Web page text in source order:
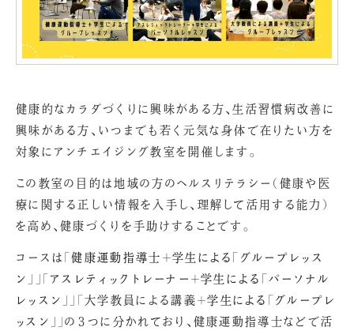
健康的なカラダづくりに興味がある方、生活習慣病改善に
興味がある方、いつまでも若く元気な身体で在りたい方を
対象にアンチエイジング教室を開催します。
この教室の目的は地域の方のヘルスリテラシー（健康や医
療に関する正しい情報を入手し、理解して活用する能力）
を高め、健康づくりを手助けすることです。
コースは「健康運動指導士＋学生による「グループレッス
ン」
アスレティックトレーナー＋学生による「パーソナル
レッスン」
」「大学教員による講義＋学生による「グループレ
ッスン」
」の３つに分かれており、健康運動指導士などで活